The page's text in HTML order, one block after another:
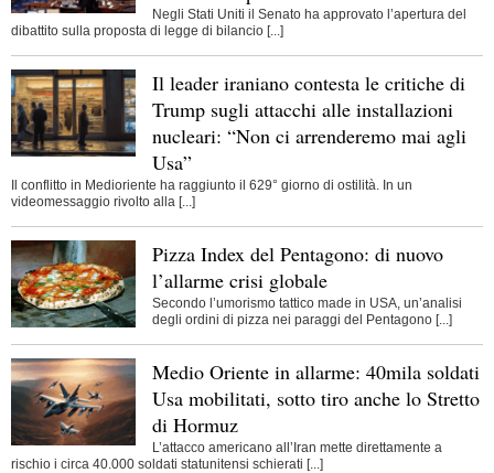
Negli Stati Uniti il Senato ha approvato l’apertura del
dibattito sulla proposta di legge di bilancio [...]
Il leader iraniano contesta le critiche di
Trump sugli attacchi alle installazioni
nucleari: “Non ci arrenderemo mai agli
Usa”
Il conflitto in Medioriente ha raggiunto il 629° giorno di ostilità. In un
videomessaggio rivolto alla [...]
Pizza Index del Pentagono: di nuovo
l’allarme crisi globale
Secondo l’umorismo tattico made in USA, un’analisi
degli ordini di pizza nei paraggi del Pentagono [...]
Medio Oriente in allarme: 40mila soldati
Usa mobilitati, sotto tiro anche lo Stretto
di Hormuz
L’attacco americano all’Iran mette direttamente a
rischio i circa 40.000 soldati statunitensi schierati [...]